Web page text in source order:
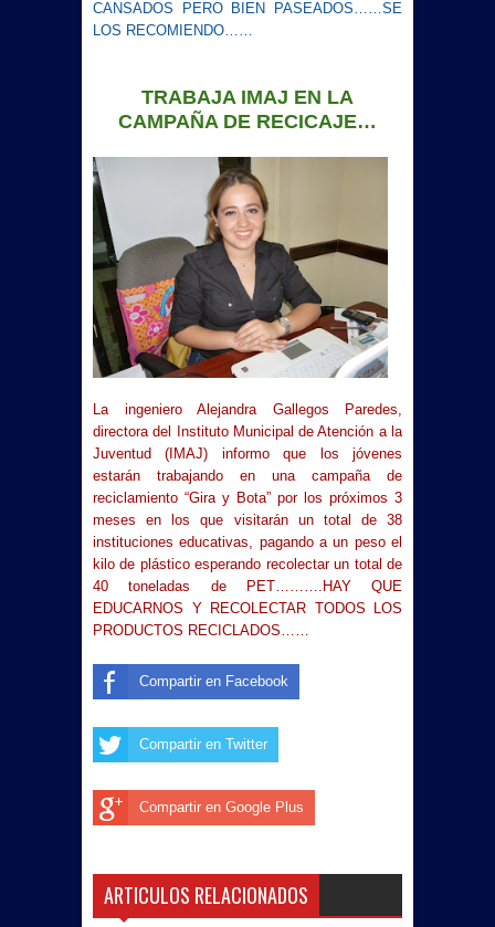
CANSADOS PERO BIEN PASEADOS……SE
LOS RECOMIENDO……
TRABAJA IMAJ EN LA
CAMPAÑA DE RECICAJE…
La ingeniero Alejandra Gallegos Paredes,
directora del Instituto Municipal de Atención a la
Juventud (IMAJ) informo que los jóvenes
estarán trabajando en una campaña de
reciclamiento “Gira y Bota” por los próximos 3
meses en los que visitarán un total de 38
instituciones educativas, pagando a un peso el
kilo de plástico esperando recolectar un total de
40 toneladas de PET……….HAY QUE
EDUCARNOS Y RECOLECTAR TODOS LOS
PRODUCTOS RECICLADOS……
Compartir en Facebook
Compartir en Twitter
Compartir en Google Plus
ARTICULOS RELACIONADOS